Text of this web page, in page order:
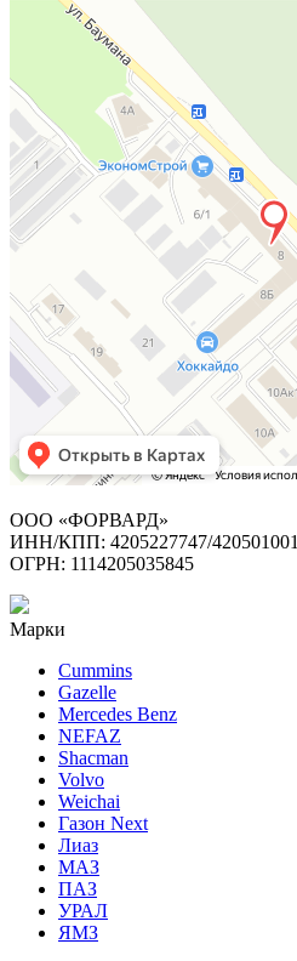
ООО «ФОРВАРД»
ИНН/КПП: 4205227747/420501001
ОГРН: 1114205035845
Марки
Cummins
Gazelle
Mercedes Benz
NEFAZ
Shacman
Volvo
Weichai
Газон Next
Лиаз
МАЗ
ПАЗ
УРАЛ
ЯМЗ